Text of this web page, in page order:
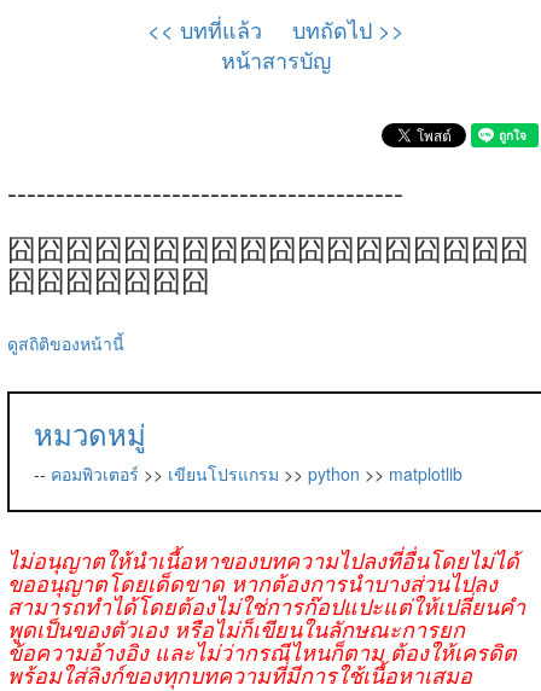
<< บทที่แล้ว
บทถัดไป >>
หน้าสารบัญ
-----------------------------------------
囧囧囧囧囧囧囧囧囧囧囧囧囧囧囧囧囧囧
囧囧囧囧囧囧囧
ดูสถิติของหน้านี้
หมวดหมู่
-- คอมพิวเตอร์ >> เขียนโปรแกรม >> python >> matplotlib
ไม่อนุญาตให้นำเนื้อหาของบทความไปลงที่อื่นโดยไม่ได้
ขออนุญาตโดยเด็ดขาด หากต้องการนำบางส่วนไปลง
สามารถทำได้โดยต้องไม่ใช่การก๊อปแปะแต่ให้เปลี่ยนคำ
พูดเป็นของตัวเอง หรือไม่ก็เขียนในลักษณะการยก
ข้อความอ้างอิง และไม่ว่ากรณีไหนก็ตาม ต้องให้เครดิต
พร้อมใส่ลิงก์ของทุกบทความที่มีการใช้เนื้อหาเสมอ